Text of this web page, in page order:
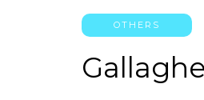
OTHERS